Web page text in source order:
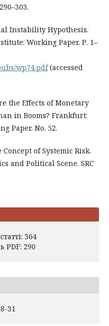
Instability Hypothesis.
Working Paper. Р. 1–
wp74.pdf(accessed
the Effects of Monetary
in Booms? Frankfurt:
Paper. No. 52.
Concept of Systemic Risk.
and Political Scene. SRC
364
PDF: 290
31